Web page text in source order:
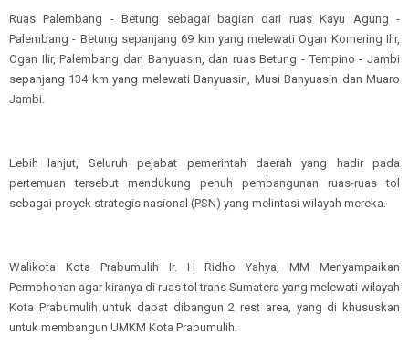
Ruas Palembang - Betung sebagai bagian dari ruas Kayu Agung -
Palembang - Betung sepanjang 69 km yang melewati Ogan Komering Ilir,
Ogan Ilir, Palembang dan Banyuasin, dan ruas Betung - Tempino - Jambi
sepanjang 134 km yang melewati Banyuasin, Musi Banyuasin dan Muaro
Jambi.
Lebih lanjut, Seluruh pejabat pemerintah daerah yang hadir pada
pertemuan tersebut mendukung penuh pembangunan ruas-ruas tol
sebagai proyek strategis nasional (PSN) yang melintasi wilayah mereka.
Walikota Kota Prabumulih Ir. H Ridho Yahya, MM Menyampaikan
Permohonan agar kiranya di ruas tol trans Sumatera yang melewati wilayah
Kota Prabumulih untuk dapat dibangun 2 rest area, yang di khususkan
untuk membangun UMKM Kota Prabumulih.